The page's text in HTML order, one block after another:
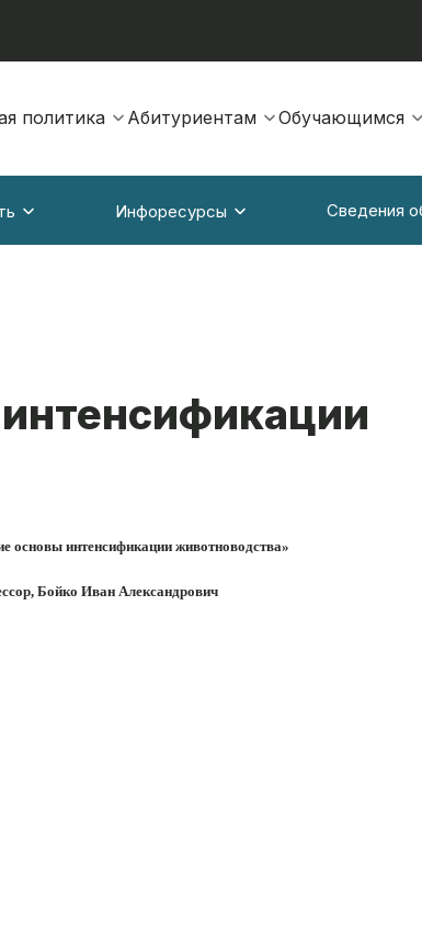
политика Абитуриентам Обучающимся
Инфоресурсы Сведения
основы интенсификации животноводства»
Бойко Иван Александрович